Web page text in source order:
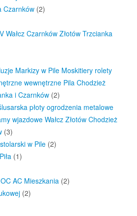
Czarnków (2)
Wałcz Czarnków Złotów Trzcianka
Markizy w Pile Moskitiery rolety
wewnętrzne Pila Chodzież
i Czarnków (2)
płoty ogrodzenia metalowe
wjazdowe Wałcz Złotów Chodzież
(3)
w Pile (2)
(1)
AC Mieszkania (2)
(2)